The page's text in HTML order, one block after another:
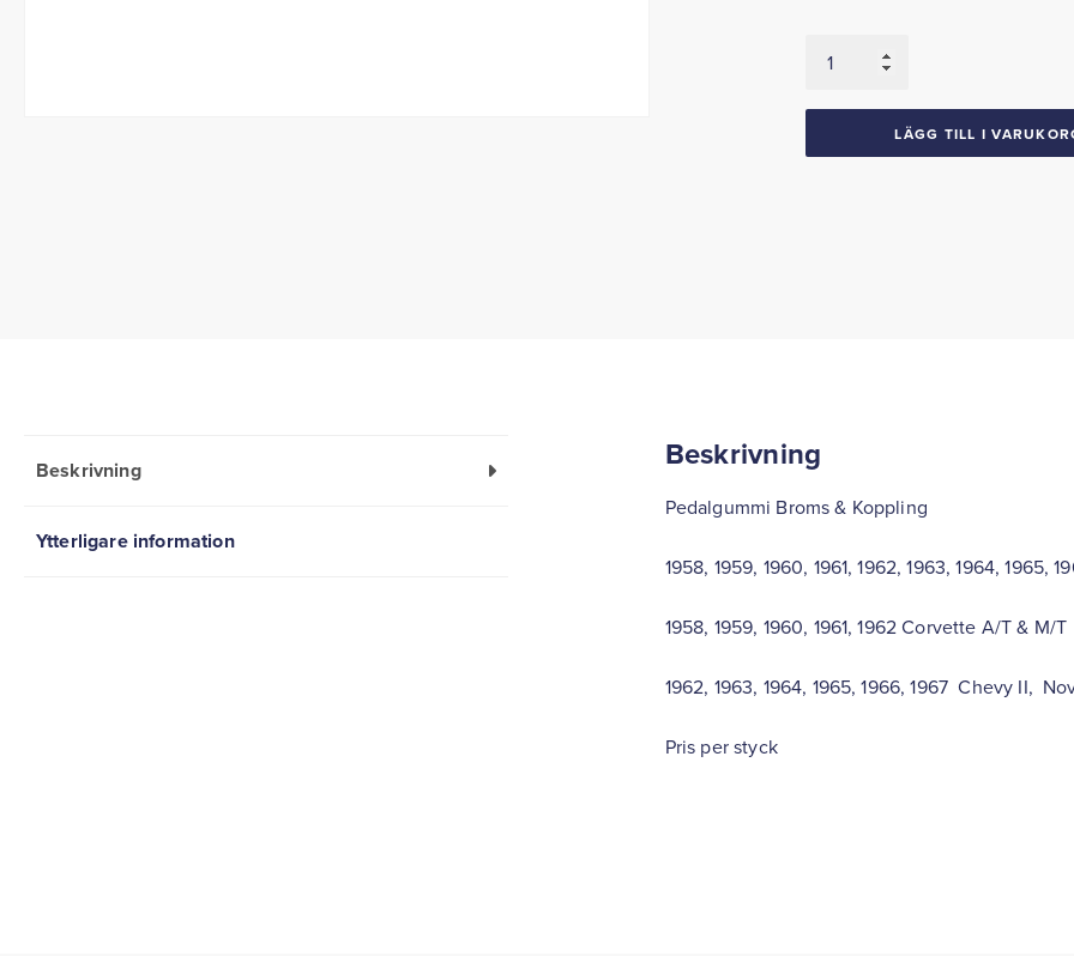
broms
LÄGG TILL I
Beskrivning
Ytterligare information
Beskrivning
Pedalgummi Broms & Koppling
1958, 1959, 1960, 1961, 1962, 1963, 1964,
1958, 1959, 1960, 1961, 1962 Corvette A/T & M/T
1962, 1963, 1964, 1965, 1966, 1967 Chevy II,
Pris per styck